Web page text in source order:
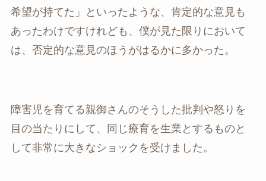
希望が持てた」といったような、肯定的な意見も
あったわけですけれども、僕が見た限りにおいて
は、否定的な意見のほうがはるかに多かった。
障害児を育てる親御さんのそうした批判や怒りを
目の当たりにして、同じ療育を生業とするものと
して非常に大きなショックを受けました。